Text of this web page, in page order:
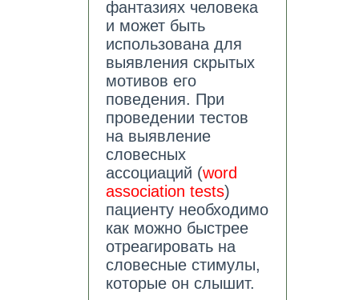
фантазиях человека
и может быть
использована для
выявления скрытых
мотивов его
поведения. При
проведении тестов
на выявление
словесных
ассоциаций (word
association tests)
пациенту необходимо
как можно быстрее
отреагировать на
словесные стимулы,
которые он слышит.